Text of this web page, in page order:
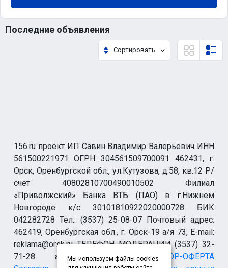
Последние объявления
Сортировать
156.ru проект ИП Савин Владимир Валерьевич ИНН
561500221971 ОГРН 304561509700091 462431, г.
Орск, Оренбургской обл., ул.Кутузова, д.58, кв.12 Р/
счёт 40802810700490010502 Филиал
«Приволжский» Банка ВТБ (ПАО) в г.Нижнем
Новгороде к/с 30101810922020000728 БИК
042282728 Тел.: (3537) 25-08-07 Почтовый адрес:
462419, Оренбургская обл., г. Орск-19 а/я 73, E-mail:
reklama@orsk.ru ТЕЛЕФОН МОДЕРАЦИИ (3537) 32-
71-28 allsupport@orsk.ruДОГОВОР-ОФЕРТА
Мы используем файлы cookies